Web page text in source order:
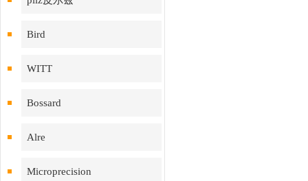
Bird
WITT
Bossard
Alre
Microprecision